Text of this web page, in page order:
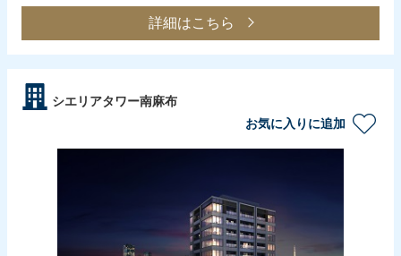
詳細はこちら
シエリアタワー南麻布
お気に入りに追加